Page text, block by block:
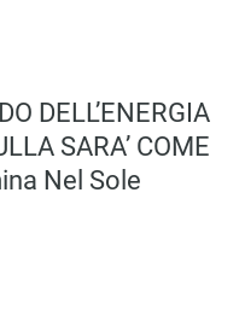
DELL’ENERGIA
SARA’ COME
Nel Sole